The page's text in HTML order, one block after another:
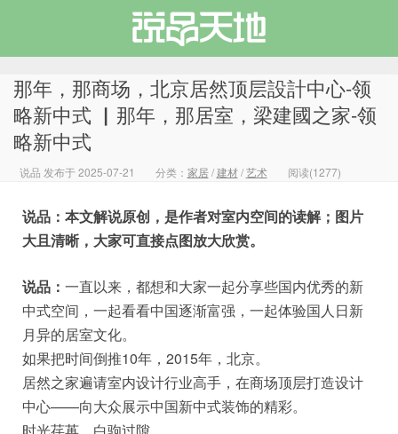
说品天地
那年，那商场，北京居然顶层設計中心-领
略新中式 ▏那年，那居室，梁建國之家-领
略新中式
说品 发布于 2025-07-21 分类： 家居/建材/艺术 阅读(1277)
说品：本文解说原创，是作者对室内空间的读解；图片
大且清晰，大家可直接点图放大欣赏。
说品： 一直以来，都想和大家一起分享些国内优秀的新
中式空间，一起看看中国逐渐富强，一起体验国人日新
月异的居室文化。
如果把时间倒推10年，2015年，北京。
居然之家遍请室内设计行业高手，在商场顶层打造设计
中心——向大众展示中国新中式装饰的精彩。